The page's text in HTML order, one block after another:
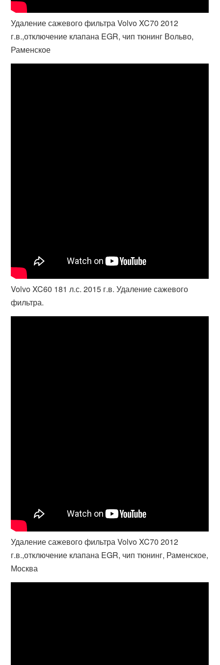
Удаление сажевого фильтра Volvo XC70 2012
г.в.,отключение клапана EGR, чип тюнинг Вольво,
Раменское
Volvo XC60 181 л.с. 2015 г.в. Удаление сажевого
фильтра.
Удаление сажевого фильтра Volvo XC70 2012
г.в.,отключение клапана EGR, чип тюнинг, Раменское,
Москва